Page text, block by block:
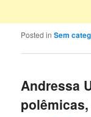
Posted in Sem
Andressa